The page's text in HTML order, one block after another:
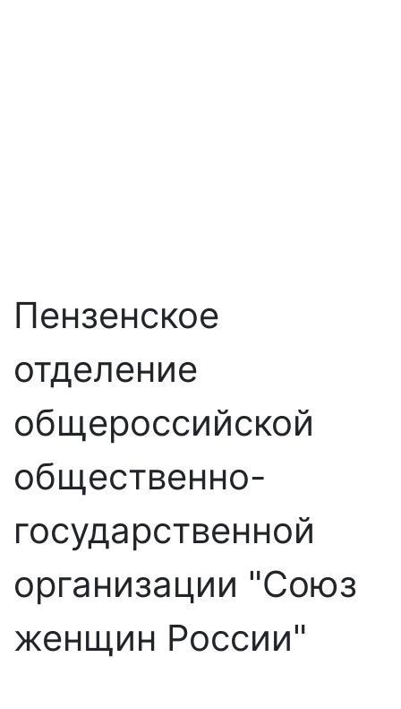
Пензенское
отделение
общероссийской
общественно-
государственной
организации "Союз
женщин России"